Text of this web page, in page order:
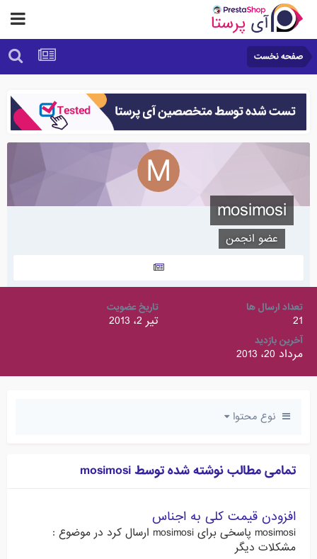
صفحه نخست
mosimosi
عضو انجمن
تعداد ارسال ها
21
تاریخ عضویت
تیر 2، 2013
آخرین بازدید
مرداد 20، 2013
نوع محتوا
تمامی مطالب نوشته شده توسط mosimosi
افزودن قیمت کلی به اجناس
mosimosi پاسخی برای mosimosi ارسال کرد در موضوع :
مشکلات دیگر